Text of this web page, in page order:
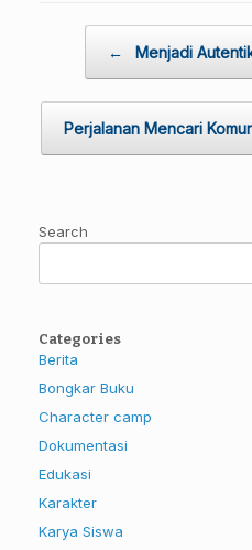
← Menjadi
Perjalanan Mencari
Search
Categories
Berita
Bongkar Buku
Character camp
Dokumentasi
Edukasi
Karakter
Karya Siswa